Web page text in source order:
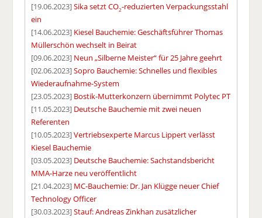
[19.06.2023]Sika setzt CO2-reduzierten Verpackungsstahl
ein
[14.06.2023] Kiesel Bauchemie: Geschäftsführer Thomas
Müllerschön wechselt in Beirat
[09.06.2023] Neun „Silberne Meister“ für 25 Jahre geehrt
[02.06.2023]Sopro Bauchemie: Schnelles und flexibles
Wiederaufnahme-System
[23.05.2023] Bostik-Mutterkonzern übernimmt Polytec PT
[11.05.2023] Deutsche Bauchemie mit zwei neuen
Referenten
[10.05.2023]Vertriebsexperte Marcus Lippert verlässt
Kiesel Bauchemie
[03.05.2023] Deutsche Bauchemie: Sachstandsbericht
MMA-Harze neu veröffentlicht
[21.04.2023] MC-Bauchemie: Dr. Jan Klügge neuer Chief
Technology Officer
[30.03.2023]Stauf: Andreas Zinkhan zusätzlicher